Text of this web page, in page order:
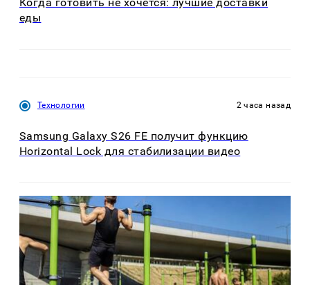
еды
Технологии 2 часа назад
Samsung Galaxy S26 FE получит функцию
Horizontal Lock для стабилизации видео